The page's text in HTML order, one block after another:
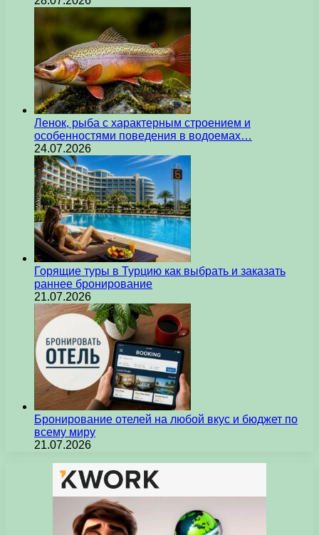
Ленок, рыба с характерным строением и
особенностями поведения в водоемах…
24.07.2026
Горящие туры в Турцию как выбрать и заказать
раннее бронирование
21.07.2026
Бронирование отелей на любой вкус и бюджет по
всему миру
21.07.2026